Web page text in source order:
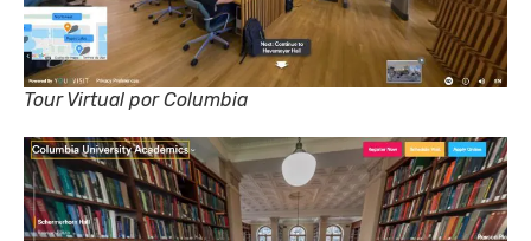
Tour Virtual por Columbia